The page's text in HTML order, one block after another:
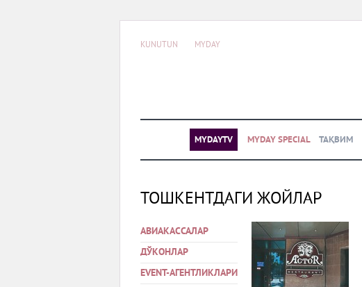
KUNUTUN MYDAY
MYDAYTV MYDAY SPECIAL ТАҚВИМ
ТОШКЕНТДАГИ ЖОЙЛАР
АВИАКАССАЛАР
ДЎКОНЛАР
EVENT-АГЕНТЛИКЛАРИ